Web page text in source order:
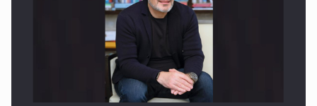
Webinar - Business Evolution-RETHINK STRATEGY-Finantare
Investitii Digitalizare